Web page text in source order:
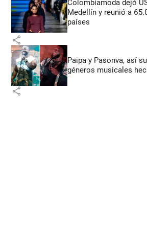
Colombiamoda dejó
Medellín y reunió a
países
share
Paipa y Pasonva, así
géneros musicales
share